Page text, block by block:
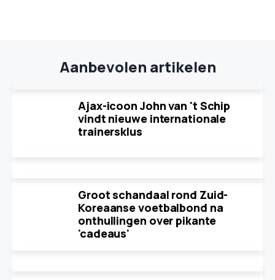
Aanbevolen artikelen
Ajax-icoon John van 't Schip
vindt nieuwe internationale
trainersklus
Groot schandaal rond Zuid-
Koreaanse voetbalbond na
onthullingen over pikante
'cadeaus'